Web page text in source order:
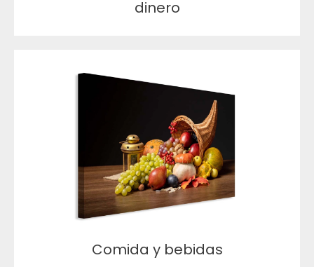
dinero
Comida y bebidas